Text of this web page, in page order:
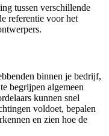
tussen verschillende
referentie voor het
binnen je bedrijf,
begrijpen algemeen
kunnen snel
voldoet, bepalen
en zien hoe de